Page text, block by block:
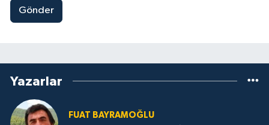
Gönder
Yazarlar
FUAT BAYRAMOĞLU